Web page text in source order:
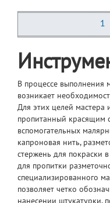
1
В процессе выполнения
возникает
Для этих целей мастера
пропитанный красящим
вспомогательных
капроновая нить,
стержень для покраски
для пропитки
специализированного
позволяет четко
нанесении штукатурки,